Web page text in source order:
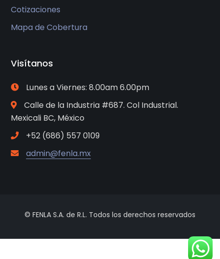
Cotizaciones
Mapa de Cobertura
Visítanos
Lunes a Viernes: 8.00am 6.00pm
Calle de la Industria #687. Col Industrial.
Mexicali BC, México
+52 (686) 557 0109
admin@fenla.mx
© FENLA S.A. de R.L. Todos los derechos reservados